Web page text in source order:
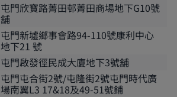
屯門欣寶路菁田邨菁田商場地下G10號
舖
屯門新墟鄉事會路94-110號康利中心
地下21 號
屯門啟發徑民成大廈地下3號舖
屯門屯合街2號/屯隆街2號屯門時代廣
場南翼L3 17&18及49-51號鋪